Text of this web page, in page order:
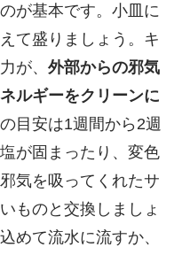
が基本です。小皿に
て盛りましょう。キ
が、 外部からの邪気
ルギーをクリーンに
目安は1週間から2週
が固まったり、変色
気を吸ってくれたサ
ものと交換しましょ
めて流水に流すか、